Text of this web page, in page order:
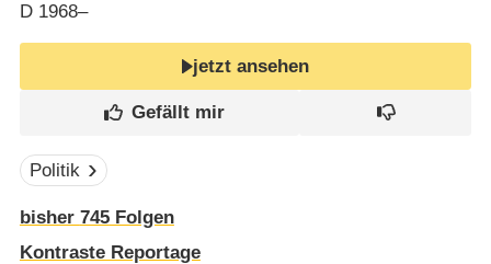
D1968–
jetzt ansehen
Politik
bisher 745Folgen
Kontraste Reportage